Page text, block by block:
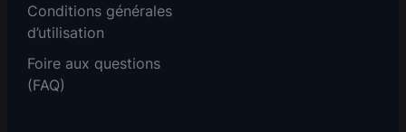
Conditions générales
d’utilisation
Foire aux questions
(FAQ)